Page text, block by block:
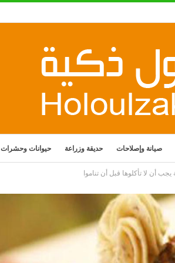
صيانة وإصلاحات حديقة وزراعة حيوانات وحشرات